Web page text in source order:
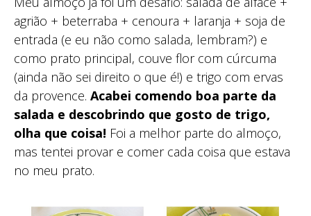
agrião + beterraba + cenoura + laranja + soja de
entrada (e eu não como salada, lembram?) e
como prato principal, couve flor com cúrcuma
(ainda não sei direito o que é!) e trigo com ervas
da provence. Acabei comendo boa parte da
salada e descobrindo que gosto de trigo,
olha que coisa! Foi a melhor parte do almoço,
mas tentei provar e comer cada coisa que estava
no meu prato.